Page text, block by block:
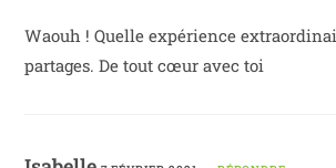
Waouh ! Quelle expérience
partages. De tout cœur avec toi